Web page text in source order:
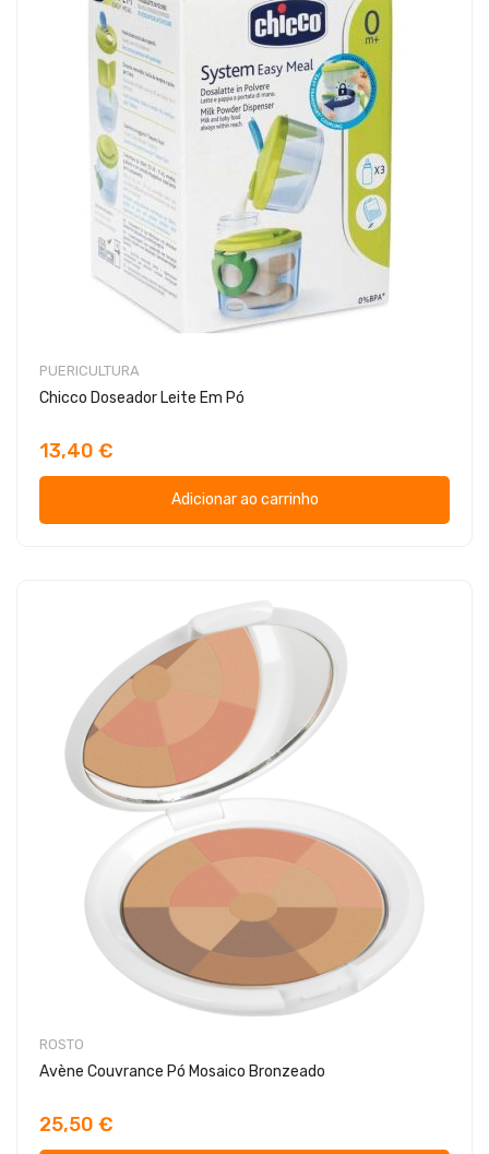
PUERICULTURA
Chicco Doseador Leite Em Pó
13,40 €
Adicionar ao carrinho
ROSTO
Avène Couvrance Pó Mosaico Bronzeado
25,50 €